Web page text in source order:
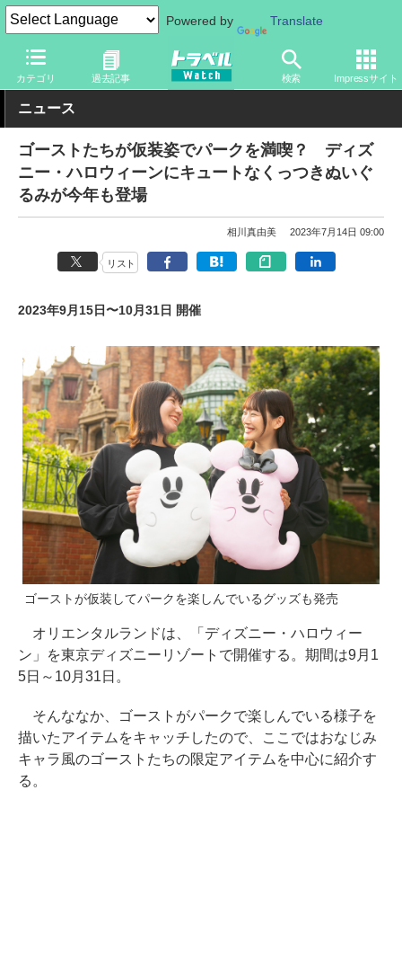
Powered by Translate
カテゴリ 過去記事 検索 Impressサイト
トラベル Watch 旅の情報 観光地 ディズニーリゾート
ニュース
ゴーストたちが仮装姿でパークを満喫？ ディズ
ニー・ハロウィーンにキュートなくっつきぬいぐ
るみが今年も登場
相川真由美 2023年7月14日 09:00
リスト
2023年9月15日〜10月31日 開催
ゴーストが仮装してパークを楽しんでいるグッズも発売
オリエンタルランドは、「ディズニー・ハロウィー
ン」を東京ディズニーリゾートで開催する。期間は9月1
5日～10月31日。
そんななか、ゴーストがパークで楽しんでいる様子を
描いたアイテムをキャッチしたので、ここではおなじみ
キャラ風のゴーストたちの限定アイテムを中心に紹介す
る。